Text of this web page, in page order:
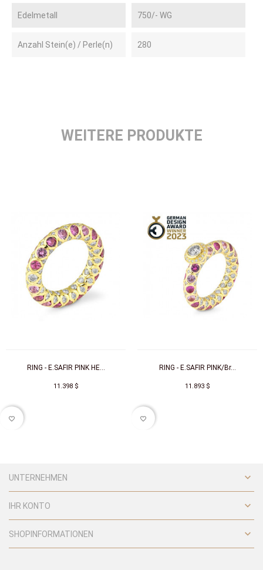
Edelmetall 750/- WG
Anzahl Stein(e) / Perle(n) 280
WEITERE PRODUKTE
RING - E.SAFIR PINK HE...
11.398 $
favorite_border
RING - E.SAFIR PINK/Br...
11.893 $
favorite_border
UNTERNEHMEN 
IHR KONTO 
SHOPINFORMATIONEN 